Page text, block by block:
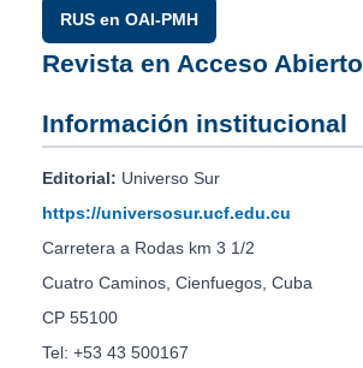
RUS en OAI-PMH
Revista en Acceso Abierto
Información institucional
Editorial: Universo Sur
https://universosur.ucf.edu.cu
Carretera a Rodas km 3 1/2
Cuatro Caminos, Cienfuegos, Cuba
CP 55100
Tel: +53 43 500167